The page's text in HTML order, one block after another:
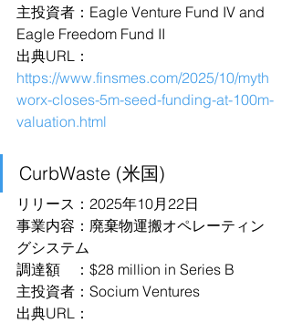
主投資者：Eagle Venture Fund IV and
Eagle Freedom Fund II
出典URL：
https://www.finsmes.com/2025/10/myth
worx-closes-5m-seed-funding-at-100m-
valuation.html
CurbWaste (米国)
リリース：2025年10月22日
事業内容：廃棄物運搬オペレーティン
グシステム
調達額　：$28 million in Series B
主投資者：Socium Ventures
出典URL：